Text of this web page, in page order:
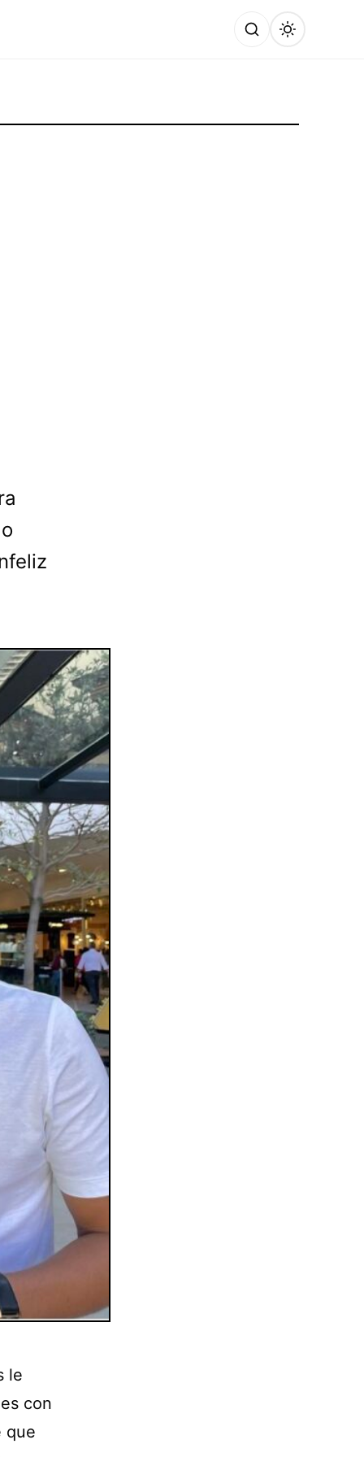
le
con
que